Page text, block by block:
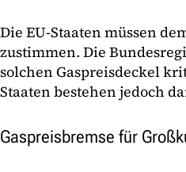
Die EU-Staaten müssen
zustimmen. Die
solchen Gaspreisdeckel
Staaten bestehen jedoch
Gaspreisbremse für